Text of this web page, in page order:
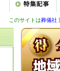
このサイトは葬儀社